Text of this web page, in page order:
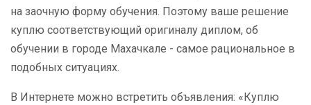
на заочную форму обучения. Поэтому ваше решение
куплю соответствующий оригиналу диплом, об
обучении в городе Махачкале - самое рациональное в
подобных ситуациях.
В Интернете можно встретить объявления: «Куплю